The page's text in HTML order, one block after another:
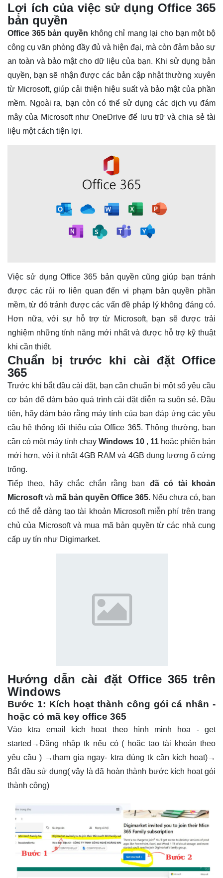
Lợi ích của việc sử dụng Office 365
bản quyền
Office 365 bản quyền không chỉ mang lại cho bạn một bộ
công cụ văn phòng đầy đủ và hiện đại, mà còn đảm bảo sự
an toàn và bảo mật cho dữ liệu của bạn. Khi sử dụng bản
quyền, bạn sẽ nhận được các bản cập nhật thường xuyên
từ Microsoft, giúp cải thiện hiệu suất và bảo mật của phần
mềm. Ngoài ra, bạn còn có thể sử dụng các dịch vụ đám
mây của Microsoft như OneDrive để lưu trữ và chia sẻ tài
liệu một cách tiện lợi.
Việc sử dụng Office 365 bản quyền cũng giúp bạn tránh
được các rủi ro liên quan đến vi phạm bản quyền phần
mềm, từ đó tránh được các vấn đề pháp lý không đáng có.
Hơn nữa, với sự hỗ trợ từ Microsoft, bạn sẽ được trải
nghiệm những tính năng mới nhất và được hỗ trợ kỹ thuật
khi cần thiết.
Chuẩn bị trước khi cài đặt Office
365
Trước khi bắt đầu cài đặt, bạn cần chuẩn bị một số yêu cầu
cơ bản để đảm bảo quá trình cài đặt diễn ra suôn sẻ. Đầu
tiên, hãy đảm bảo rằng máy tính của bạn đáp ứng các yêu
cầu hệ thống tối thiểu của Office 365. Thông thường, bạn
cần có một máy tính chạy Windows 10 , 11 hoặc phiên bản
mới hơn, với ít nhất 4GB RAM và 4GB dung lượng ổ cứng
trống.
Tiếp theo, hãy chắc chắn rằng bạn đã có tài khoản
Microsoft và mã bản quyền Office 365. Nếu chưa có, bạn
có thể dễ dàng tạo tài khoản Microsoft miễn phí trên trang
chủ của Microsoft và mua mã bản quyền từ các nhà cung
cấp uy tín như Digimarket.
Hướng dẫn cài đặt Office 365 trên
Windows
Bước 1: Kích hoạt thành công gói cá nhân -
hoặc có mã key office 365
Vào ktra email kích hoạt theo hình minh họa - get
started→Đăng nhập tk nếu có ( hoặc tạo tài khoản theo
yêu cầu ) →tham gia ngay- ktra đúng tk cần kích hoạt)→
Bắt đầu sử dụng( vậy là đã hoàn thành bước kích hoạt gói
thành công)